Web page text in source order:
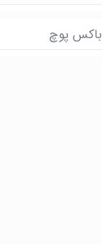
باکس پوچ